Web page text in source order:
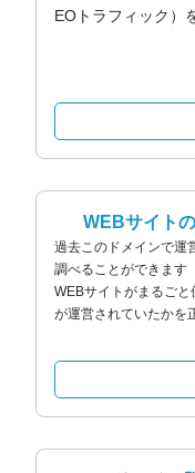
EOトラフィック）
WEBサイト
過去このドメインで運
調べることができます
WEBサイトがまるごと
が運営されていたかを